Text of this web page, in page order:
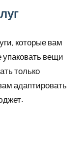
которые вам
вещи
только
адаптировать